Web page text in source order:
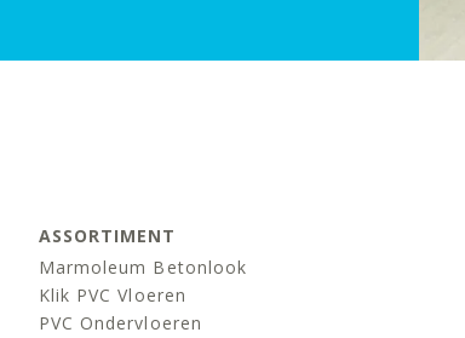
ASSORTIMENT
Marmoleum Betonlook
Klik PVC Vloeren
PVC Ondervloeren